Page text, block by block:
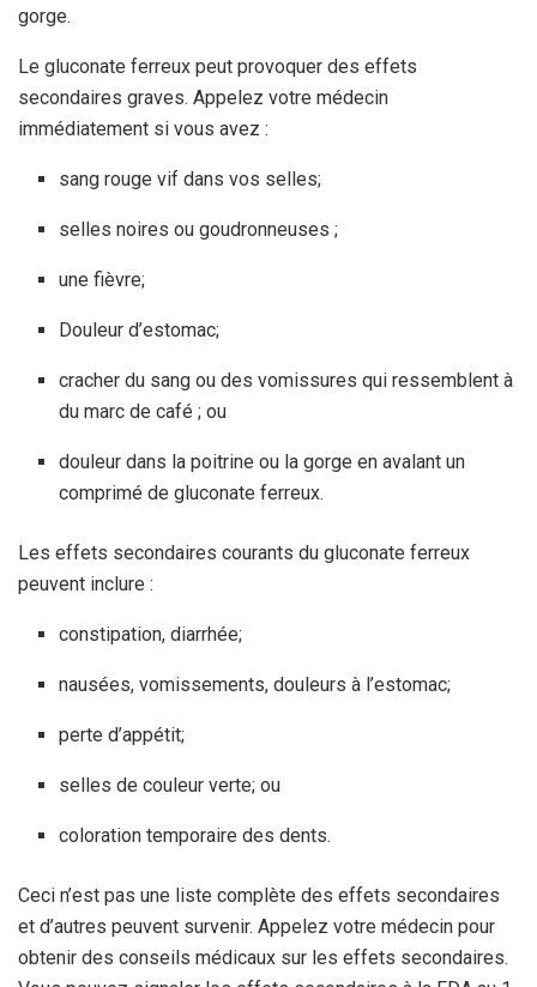
gorge.
Le gluconate ferreux peut provoquer des effets
secondaires graves. Appelez votre médecin
immédiatement si vous avez :
sang rouge vif dans vos selles;
selles noires ou goudronneuses ;
une fièvre;
Douleur d’estomac;
cracher du sang ou des vomissures qui ressemblent à
du marc de café ; ou
douleur dans la poitrine ou la gorge en avalant un
comprimé de gluconate ferreux.
Les effets secondaires courants du gluconate ferreux
peuvent inclure :
constipation, diarrhée;
nausées, vomissements, douleurs à l’estomac;
perte d’appétit;
selles de couleur verte; ou
coloration temporaire des dents.
Ceci n’est pas une liste complète des effets secondaires
et d’autres peuvent survenir. Appelez votre médecin pour
obtenir des conseils médicaux sur les effets secondaires.